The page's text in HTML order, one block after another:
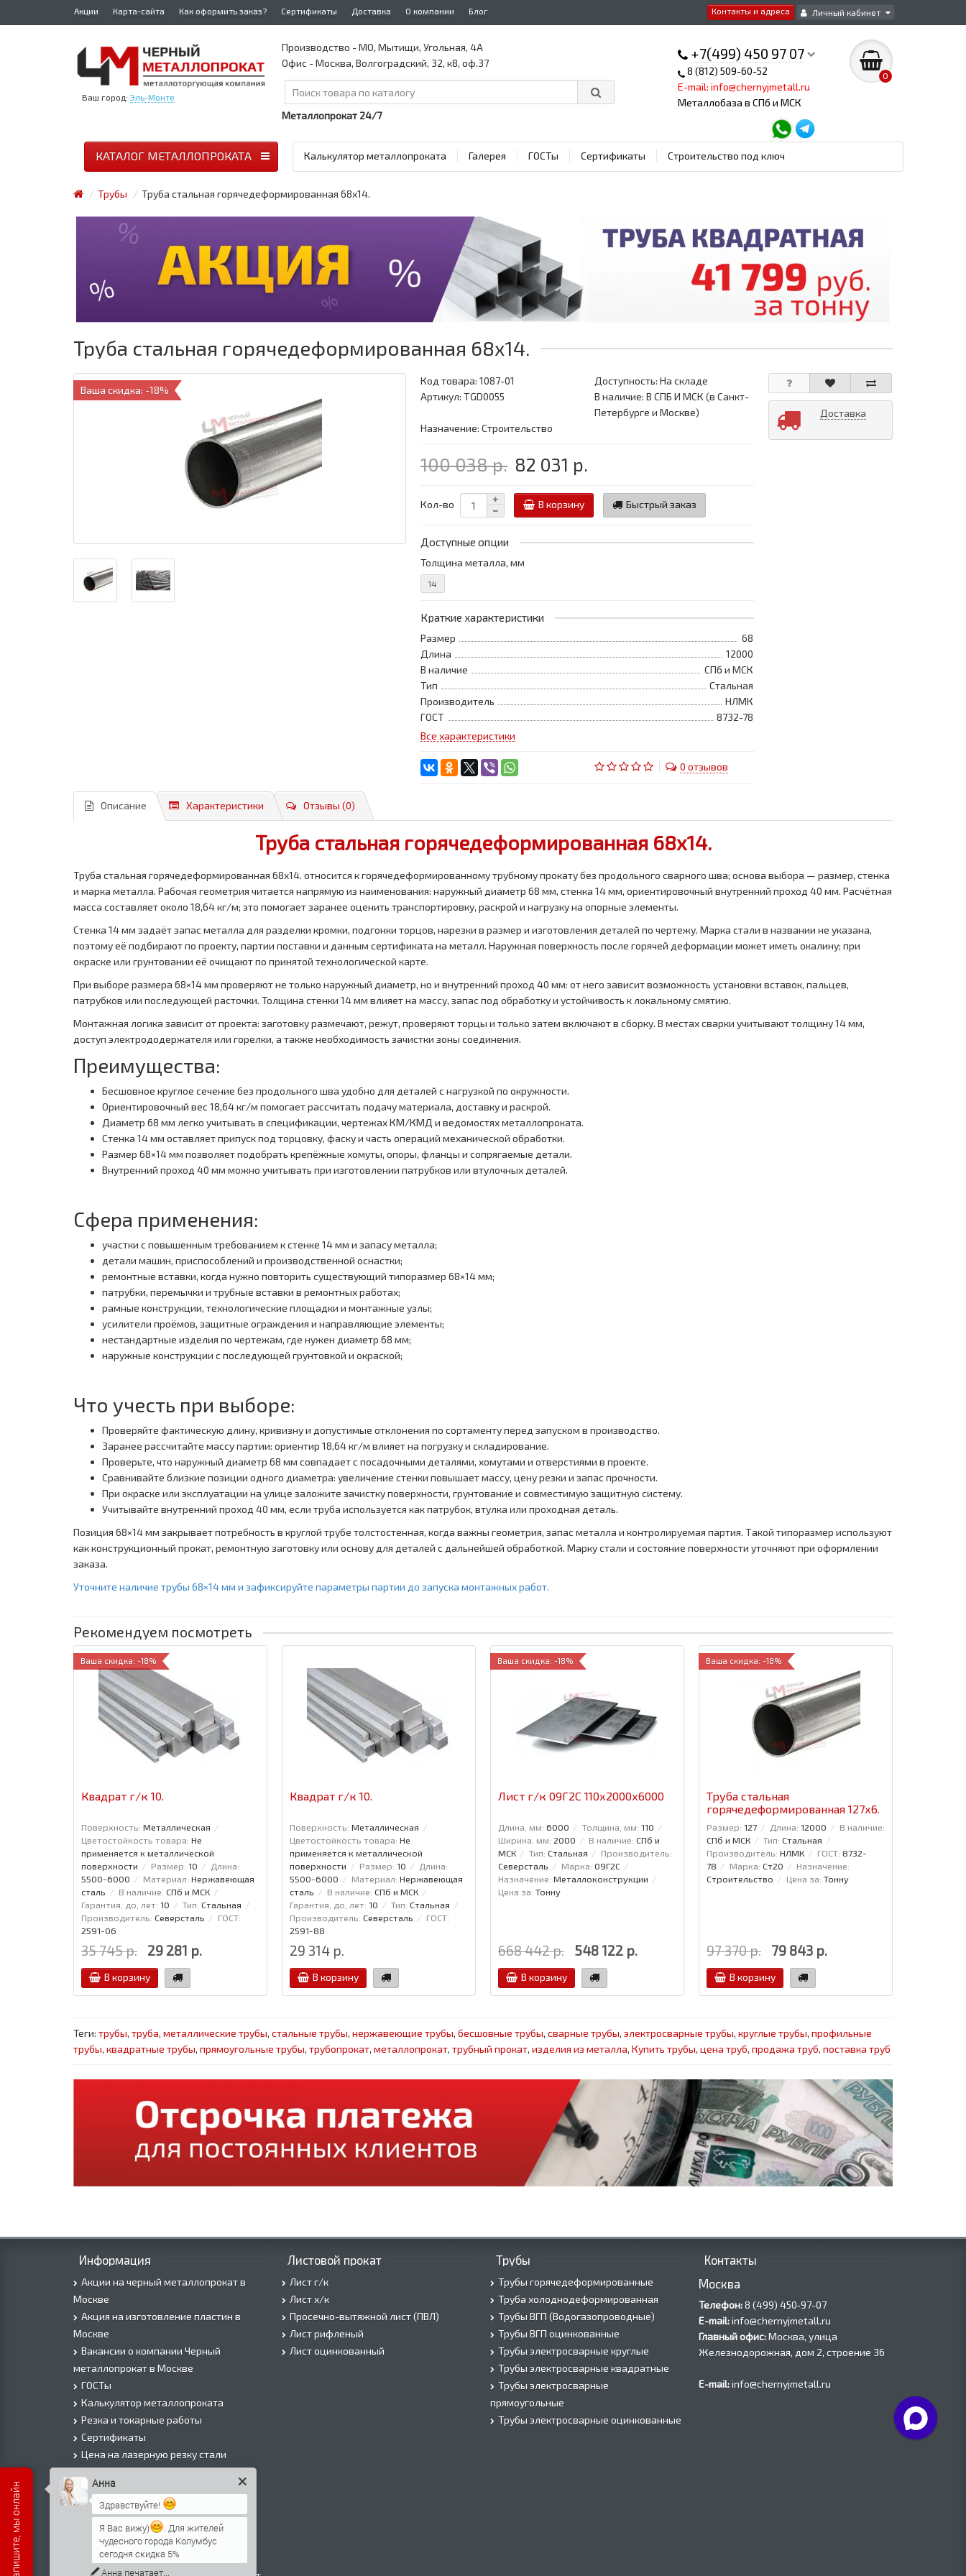
Контакты и адреса Личный кабинет
Акции Карта-сайта Как оформить заказ? Сертификаты Доставка О компании Блог
Ваш город: Эль-Монте
+7(499) 450 97 07
8 (812) 509-60-52
E-mail: info@chernyjmetall.ru
Металлобаза в СПб и МСК
0
Производство - МО, Мытищи, Угольная, 4А
Офис - Москва, Волгоградский, 32, к8, оф.37
Металлопрокат 24/7
Калькулятор металлопроката Галерея ГОСТы Сертификаты Строительство под ключ
КАТАЛОГ МЕТАЛЛОПРОКАТА
Трубы Труба стальная горячедеформированная 68x14.
Труба стальная горячедеформированная 68x14.
Ваша скидка: -18%
Код товара:1087-01
Доступность: На складе
Артикул: TGD0055
В наличие: В СПБ И МСК (в Санкт-
Петербурге и Москве)
Назначение: Строительство
100 038 р. 82 031 р.
Кол-во В корзину Быстрый заказ
Доступные опции
Толщина металла, мм
14
Краткие характеристики
Размер
68
Длина
12000
В наличие
СПб и МСК
Тип
Стальная
Производитель
НЛМК
ГОСТ
8732-78
Все характеристики
0 отзывов
Доставка
Описание Характеристики Отзывы (0)
Труба стальная горячедеформированная 68x14.
Труба стальная горячедеформированная 68x14. относится к горячедеформированному трубному прокату без продольного сварного шва; основа выбора — размер, стенка
и марка металла. Рабочая геометрия читается напрямую из наименования: наружный диаметр 68 мм, стенка 14 мм, ориентировочный внутренний проход 40 мм. Расчётная
масса составляет около 18,64 кг/м; это помогает заранее оценить транспортировку, раскрой и нагрузку на опорные элементы.
Стенка 14 мм задаёт запас металла для разделки кромки, подгонки торцов, нарезки в размер и изготовления деталей по чертежу. Марка стали в названии не указана,
поэтому её подбирают по проекту, партии поставки и данным сертификата на металл. Наружная поверхность после горячей деформации может иметь окалину; при
окраске или грунтовании её очищают по принятой технологической карте.
При выборе размера 68×14 мм проверяют не только наружный диаметр, но и внутренний проход 40 мм: от него зависит возможность установки вставок, пальцев,
патрубков или последующей расточки. Толщина стенки 14 мм влияет на массу, запас под обработку и устойчивость к локальному смятию.
Монтажная логика зависит от проекта: заготовку размечают, режут, проверяют торцы и только затем включают в сборку. В местах сварки учитывают толщину 14 мм,
доступ электрододержателя или горелки, а также необходимость зачистки зоны соединения.
Преимущества:
Бесшовное круглое сечение без продольного шва удобно для деталей с нагрузкой по окружности.
Ориентировочный вес 18,64 кг/м помогает рассчитать подачу материала, доставку и раскрой.
Диаметр 68 мм легко учитывать в спецификации, чертежах КМ/КМД и ведомостях металлопроката.
Стенка 14 мм оставляет припуск под торцовку, фаску и часть операций механической обработки.
Размер 68×14 мм позволяет подобрать крепёжные хомуты, опоры, фланцы и сопрягаемые детали.
Внутренний проход 40 мм можно учитывать при изготовлении патрубков или втулочных деталей.
Сфера применения:
участки с повышенным требованием к стенке 14 мм и запасу металла;
детали машин, приспособлений и производственной оснастки;
ремонтные вставки, когда нужно повторить существующий типоразмер 68×14 мм;
патрубки, перемычки и трубные вставки в ремонтных работах;
рамные конструкции, технологические площадки и монтажные узлы;
усилители проёмов, защитные ограждения и направляющие элементы;
нестандартные изделия по чертежам, где нужен диаметр 68 мм;
наружные конструкции с последующей грунтовкой и окраской;
Что учесть при выборе:
Проверяйте фактическую длину, кривизну и допустимые отклонения по сортаменту перед запуском в производство.
Заранее рассчитайте массу партии: ориентир 18,64 кг/м влияет на погрузку и складирование.
Проверьте, что наружный диаметр 68 мм совпадает с посадочными деталями, хомутами и отверстиями в проекте.
Сравнивайте близкие позиции одного диаметра: увеличение стенки повышает массу, цену резки и запас прочности.
При окраске или эксплуатации на улице заложите зачистку поверхности, грунтование и совместимую защитную систему.
Учитывайте внутренний проход 40 мм, если труба используется как патрубок, втулка или проходная деталь.
Позиция 68×14 мм закрывает потребность в круглой трубе толстостенная, когда важны геометрия, запас металла и контролируемая партия. Такой типоразмер используют
как конструкционный прокат, ремонтную заготовку или основу для деталей с дальнейшей обработкой. Марку стали и состояние поверхности уточняют при оформлении
заказа.
Уточните наличие трубы 68×14 мм и зафиксируйте параметры партии до запуска монтажных работ.
Рекомендуем посмотреть
Ваша скидка: -18%
Квадрат г/к 10.
Поверхность: Металлическая
Цветостойкость товара: Не
применяется к металлической
поверхности
Размер: 10
Длина:
5500-6000
Материал: Нержавеющая
сталь
В наличие: СПб и МСК
Гарантия, до, лет: 10 Тип: Стальная
Производитель: Северсталь
ГОСТ:
2591-06
35 745 р. 29 281 р.
В корзину
Квадрат г/к 10.
Поверхность: Металлическая
Цветостойкость товара: Не
применяется к металлической
поверхности
Размер: 10
Длина:
5500-6000
Материал: Нержавеющая
сталь
В наличие: СПб и МСК
Гарантия, до, лет: 10 Тип: Стальная
Производитель: Северсталь
ГОСТ:
2591-88
29 314 р.
В корзину
Ваша скидка: -18%
Лист г/к 09Г2С 110х2000х6000
Длина, мм: 6000 Толщина, мм: 110
Ширина, мм: 2000 В наличие: СПб и
МСК
Тип: Стальная
Производитель:
Северсталь
Марка: 09Г2С
Назначение: Металлоконструкции
Цена за: Тонну
668 442 р. 548 122 р.
В корзину
Ваша скидка: -18%
Труба стальная
горячедеформированная 127x6.
Размер: 127 Длина: 12000
В наличие:
СПб и МСК
Тип: Стальная
Производитель: НЛМК ГОСТ: 8732-
78
Марка: Ст20
Назначение:
Строительство
Цена за: Тонну
97 370 р. 79 843 р.
В корзину
Теги: трубы, труба, металлические трубы, стальные трубы, нержавеющие трубы, бесшовные трубы, сварные трубы, электросварные трубы, круглые трубы, профильные
трубы, квадратные трубы, прямоугольные трубы, трубопрокат, металлопрокат, трубный прокат, изделия из металла, Купить трубы, цена труб, продажа труб, поставка труб
Информация
Акции на черный металлопрокат в
Москве
Акция на изготовление пластин в
Москве
Вакансии о компании Черный
металлопрокат в Москве
ГОСТы
Калькулятор металлопроката
Резка и токарные работы
Сертификаты
Цена на лазерную резку стали
Цена на плазменую резку стали
Цена на резку газом или болгаркой
О Компании
Информация о доставке
Политика безопасности
Контакты
Листовой прокат
Лист г/к
Лист х/к
Просечно-вытяжной лист (ПВЛ)
Лист рифленый
Лист оцинкованный
Трубы
Трубы горячедеформированные
Труба холоднодеформированная
Трубы ВГП (Водогазопроводные)
Трубы ВГП оцинкованные
Трубы электросварные круглые
Трубы электросварные квадратные
Трубы электросварные
прямоугольные
Трубы электросварные оцинкованные
Контакты
Москва
Телефон:8 (499) 450‑97-07
E-mail:info@chernyjmetall.ru
Главный офис:Москва, улица
Железнодорожная, дом 2, строение 36
E-mail:info@chernyjmetall.ru
Анна
Здравствуйте!
Я Вас вижу)
. Для жителей
чудесного города Колумбус
сегодня скидка 5%
Анна печатает...